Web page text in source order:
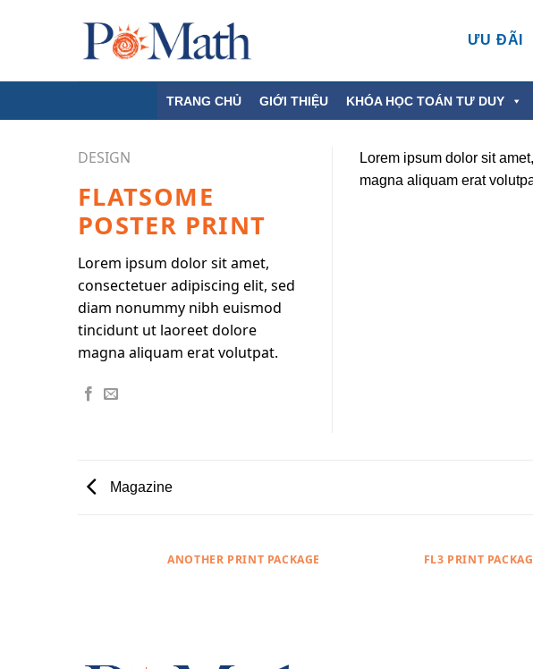
ƯU ĐÃI
TRANG CHỦ GIỚI THIỆU KHÓA HỌC TOÁN TƯ DUY
DESIGN
FLATSOME
POSTER PRINT
Lorem ipsum dolor sit amet,
consectetuer adipiscing elit, sed
diam nonummy nibh euismod
tincidunt ut laoreet dolore
magna aliquam erat volutpat.
Lorem ipsum dolor sit
magna aliquam erat
Magazine
ANOTHER PRINT PACKAGE FL3 PRINT